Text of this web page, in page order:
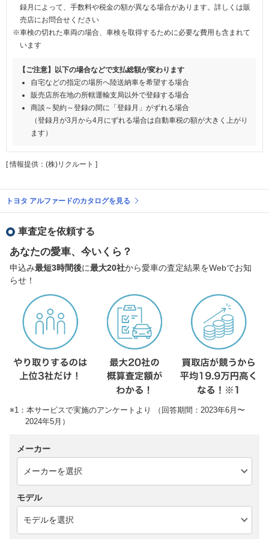
録月によって、手数料や税金の額が異なる場合があります。詳しくは販
売店にお問合せください
※車検の切れた車両の場合、車検を取得するために必要な費用も含まれて
います
【ご注意】以下の場合などで支払総額が変わります
自宅などの指定の場所へ陸送納車を希望する場合
販売店所在地の所轄運輸支局以外で登録する場合
商談～契約～登録の間に「登録月」がずれる場合
（登録月が3月から4月にずれる場合は自動車税の額が大きく上がり
ます）
[ 情報提供：(株)リクルート ]
トヨタ アルファードのカタログを見る
車査定を依頼する
あなたの愛車、今いくら？
申込み最短3時間後に最大20社から愛車の査定結果をWebでお知
らせ！
※1：本サービスで実施のアンケートより （回答期間：2023年6月〜
2024年5月）
メーカー
モデル